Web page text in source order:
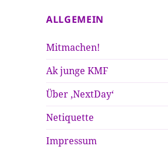
ALLGEMEIN
Mitmachen!
Ak junge KMF
Über ‚NextDay‘
Netiquette
Impressum